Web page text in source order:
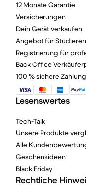
12 Monate Garantie
Versicherungen
Dein Gerät verkaufen
Angebot für
Registrierung für
Back Office
100 % sichere
Lesenswertes
Tech-Talk
Unsere Produkte
Alle
Geschenkideen
Black Friday
Rechtliche